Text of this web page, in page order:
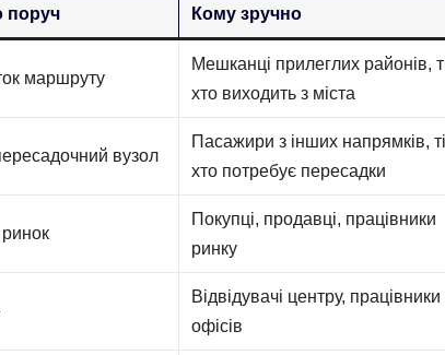
поруч Кому зручно
маршруту
Мешканці прилеглих районів,
хто виходить з міста
вузол
Пасажири з інших напрямків,
хто потребує пересадки
Покупці, продавці, працівники
ринку
Відвідувачі центру, працівники
офісів